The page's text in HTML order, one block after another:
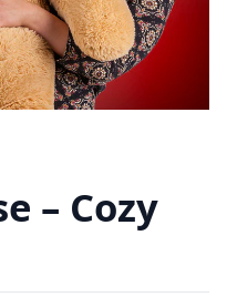
– Cozy